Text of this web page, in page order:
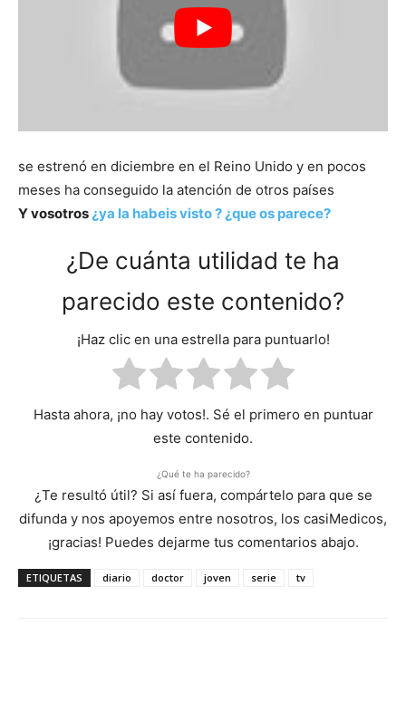
se estrenó en diciembre en el Reino Unido y en pocos
meses ha conseguido la atención de otros países
Y vosotros¿ya la habeis visto ? ¿que os parece?
¿De cuánta utilidad te ha
parecido este contenido?
¡Haz clic en una estrella para puntuarlo!
Hasta ahora, ¡no hay votos!. Sé el primero en puntuar
este contenido.
¿Qué te ha parecido?
¿Te resultó útil? Si así fuera, compártelo para que se
difunda y nos apoyemos entre nosotros, los casiMedicos,
¡gracias! Puedes dejarme tus comentarios abajo.
ETIQUETAS diario doctor joven serie tv